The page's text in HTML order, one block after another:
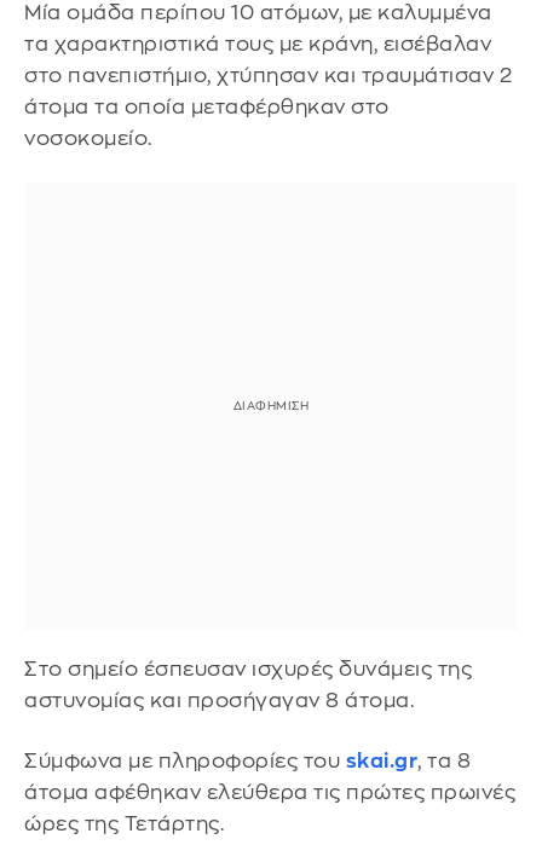
Μία ομάδα περίπου 10 ατόμων, με καλυμμένα
τα χαρακτηριστικά τους με κράνη, εισέβαλαν
στο πανεπιστήμιο, χτύπησαν και τραυμάτισαν 2
άτομα τα οποία μεταφέρθηκαν στο
νοσοκομείο.
Στο σημείο έσπευσαν ισχυρές δυνάμεις της
αστυνομίας και προσήγαγαν 8 άτομα.
Σύμφωνα με πληροφορίες του skai.gr, τα 8
άτομα αφέθηκαν ελεύθερα τις πρώτες πρωινές
ώρες της Τετάρτης.